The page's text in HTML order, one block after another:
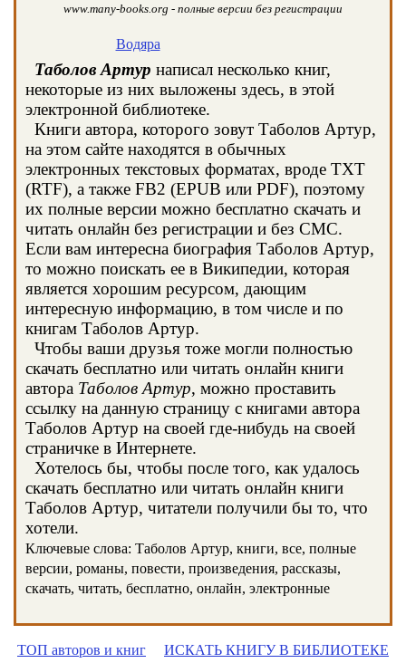
www.many-books.org - полные версии без регистрации
Водяра
Таболов Артур написал несколько книг,
некоторые из них выложены здесь, в этой
электронной библиотеке.
Книги автора, которого зовут Таболов Артур,
на этом сайте находятся в обычных
электронных текстовых форматах, вроде TXT
(RTF), а также FB2 (EPUB или PDF), поэтому
их полные версии можно бесплатно скачать и
читать онлайн без регистрации и без СМС.
Если вам интересна биография Таболов Артур,
то можно поискать ее в Википедии, которая
является хорошим ресурсом, дающим
интересную информацию, в том числе и по
книгам Таболов Артур.
Чтобы ваши друзья тоже могли полностью
скачать бесплатно или читать онлайн книги
автора Таболов Артур, можно проставить
ссылку на данную страницу с книгами автора
Таболов Артур на своей где-нибудь на своей
страничке в Интернете.
Хотелось бы, чтобы после того, как удалось
скачать бесплатно или читать онлайн книги
Таболов Артур, читатели получили бы то, что
хотели.
Ключевые слова: Таболов Артур, книги, все, полные
версии, романы, повести, произведения, рассказы,
скачать, читать, бесплатно, онлайн, электронные
ТОП авторов и книг ИСКАТЬ КНИГУ В БИБЛИОТЕКЕ